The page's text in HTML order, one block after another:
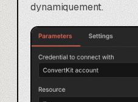
dynamiquement.